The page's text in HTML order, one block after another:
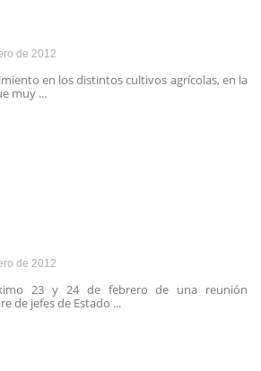
de 2012
en los distintos cultivos agrícolas, en la
muy ...
de 2012
23 y 24 de febrero de una reunión
de jefes de Estado ...